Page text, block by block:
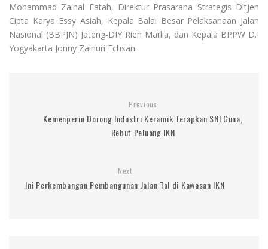
Mohammad Zainal Fatah, Direktur Prasarana Strategis Ditjen
Cipta Karya Essy Asiah, Kepala Balai Besar Pelaksanaan Jalan
Nasional (BBPJN) Jateng-DIY Rien Marlia, dan Kepala BPPW D.I
Yogyakarta Jonny Zainuri Echsan.
Previous
Kemenperin Dorong Industri Keramik Terapkan SNI Guna,
Rebut Peluang IKN
Next
Ini Perkembangan Pembangunan Jalan Tol di Kawasan IKN